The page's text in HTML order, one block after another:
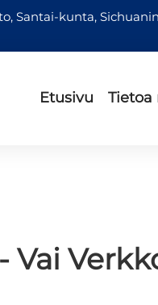
Santai-kunta,
Etusivu Tietoa
Vai